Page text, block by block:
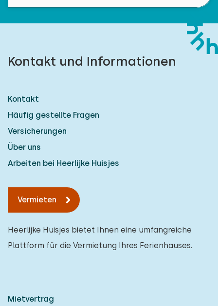
Kontakt und Informationen
Kontakt
Häufig gestellte Fragen
Versicherungen
Über uns
Arbeiten bei Heerlijke Huisjes
Vermieten
Heerlijke Huisjes bietet Ihnen eine umfangreiche
Plattform für die Vermietung Ihres Ferienhauses.
Mietvertrag